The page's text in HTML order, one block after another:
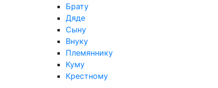
Брату
Дяде
Сыну
Внуку
Племяннику
Куму
Крестному